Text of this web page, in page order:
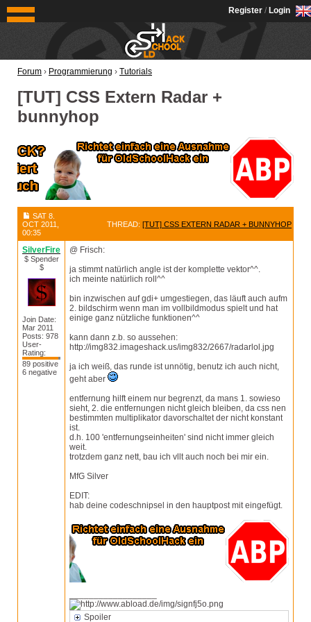
OldSchoolHack
Register / Login
Forum › Programmierung › Tutorials
[TUT] CSS Extern Radar +
bunnyhop
SAT 8.
OCT 2011,
00:35
THREAD: [TUT] CSS EXTERN RADAR + BUNNYHOP
SilverFire
$ Spender
$
Join Date:
Mar 2011
Posts: 978
User-
Rating:
89 positive
6 negative
@ Frisch:
ja stimmt natürlich angle ist der komplette vektor^^.
ich meinte natürlich roll^^
bin inzwischen auf gdi+ umgestiegen, das läuft auch aufm
2. bildschirm wenn man im vollbildmodus spielt und hat
einige ganz nützliche funktionen^^
kann dann z.b. so aussehen:
http://img832.imageshack.us/img832/2667/radarlol.jpg
ja ich weiß, das runde ist unnötig, benutz ich auch nicht,
geht aber
entfernung hilft einem nur begrenzt, da mans 1. sowieso
sieht, 2. die entfernungen nicht gleich bleiben, da css nen
bestimmten multiplikator davorschaltet der nicht konstant
ist.
d.h. 100 'entfernungseinheiten' sind nicht immer gleich
weit.
trotzdem ganz nett, bau ich vllt auch noch bei mir ein.
MfG Silver
EDIT:
hab deine codeschnipsel in den hauptpost mit eingefügt.
Spoiler